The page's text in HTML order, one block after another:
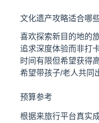
文化遗产攻略适合哪
喜欢探索新目的地的
追求深度体验而非打
时间有限但希望获得
希望带孩子/老人共同
预算参考
根据来旅行平台真实